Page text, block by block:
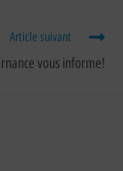
Article suivant
vous informe!